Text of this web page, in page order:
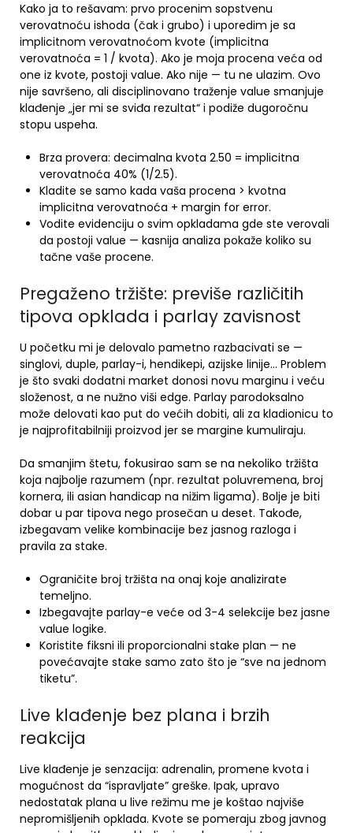
Kako ja to rešavam: prvo procenim sopstvenu
verovatnoću ishoda (čak i grubo) i uporedim je sa
implicitnom verovatnoćom kvote (implicitna
verovatnoća = 1 / kvota). Ako je moja procena veća od
one iz kvote, postoji value. Ako nije — tu ne ulazim. Ovo
nije savršeno, ali disciplinovano traženje value smanjuje
klađenje „jer mi se sviđa rezultat“ i podiže dugoročnu
stopu uspeha.
Brza provera: decimalna kvota 2.50 = implicitna
verovatnoća 40% (1/2.5).
Kladite se samo kada vaša procena > kvotna
implicitna verovatnoća + margin for error.
Vodite evidenciju o svim opkladama gde ste verovali
da postoji value — kasnija analiza pokaže koliko su
tačne vaše procene.
Pregaženo tržište: previše različitih
tipova opklada i parlay zavisnost
U početku mi je delovalo pametno razbacivati se —
singlovi, duple, parlay-i, hendikepi, azijske linije… Problem
je što svaki dodatni market donosi novu marginu i veću
složenost, a ne nužno viši edge. Parlay parodoksalno
može delovati kao put do većih dobiti, ali za kladionicu to
je najprofitabilniji proizvod jer se margine kumuliraju.
Da smanjim štetu, fokusirao sam se na nekoliko tržišta
koja najbolje razumem (npr. rezultat poluvremena, broj
kornera, ili asian handicap na nižim ligama). Bolje je biti
dobar u par tipova nego prosečan u deset. Takođe,
izbegavam velike kombinacije bez jasnog razloga i
pravila za stake.
Ograničite broj tržišta na onaj koje analizirate
temeljno.
Izbegavajte parlay-e veće od 3-4 selekcije bez jasne
value logike.
Koristite fiksni ili proporcionalni stake plan — ne
povećavajte stake samo zato što je “sve na jednom
tiketu”.
Live klađenje bez plana i brzih
reakcija
Live klađenje je senzacija: adrenalin, promene kvota i
mogućnost da “ispravljate” greške. Ipak, upravo
nedostatak plana u live režimu me je koštao najviše
nepromišljenih opklada. Kvote se pomeraju zbog javnog